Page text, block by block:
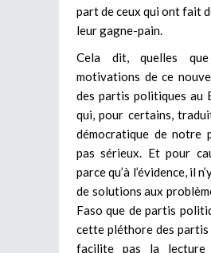
part de ceux qui ont fait
leur gagne-pain.
Cela dit, quelles
motivations de ce
des partis politiques au
qui, pour certains,
démocratique de notre
pas sérieux. Et pour
parce qu’à l’évidence, il
de solutions aux
Faso que de partis
cette pléthore des
facilite pas la lecture